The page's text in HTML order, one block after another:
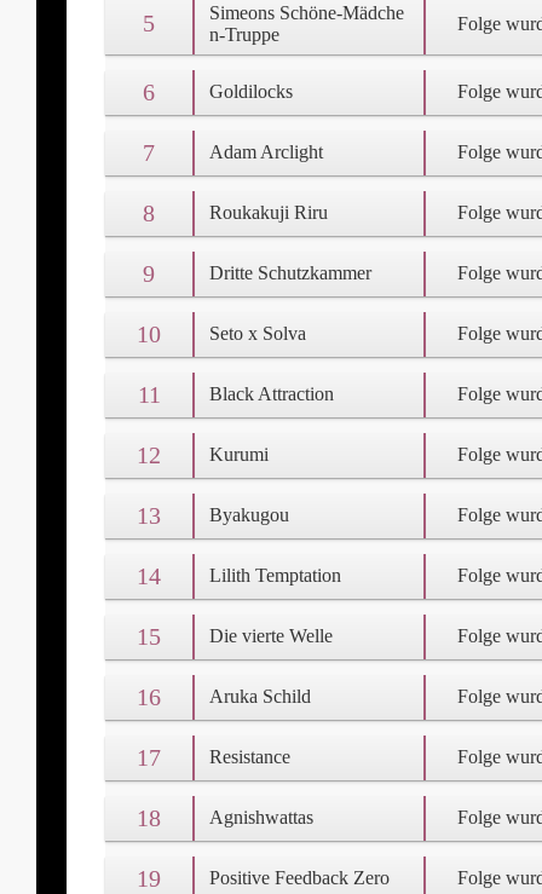
5
Simeons Schöne-Mädche
n-Truppe
Folge
6 Goldilocks Folge
7 Adam Arclight Folge
8 Roukakuji Riru Folge
9 Dritte Schutzkammer Folge
10 Seto x Solva Folge
11 Black Attraction Folge
12 Kurumi Folge
13 Byakugou Folge
14 Lilith Temptation Folge
15 Die vierte Welle Folge
16 Aruka Schild Folge
17 Resistance Folge
18 Agnishwattas Folge
19 Positive Feedback Zero Folge